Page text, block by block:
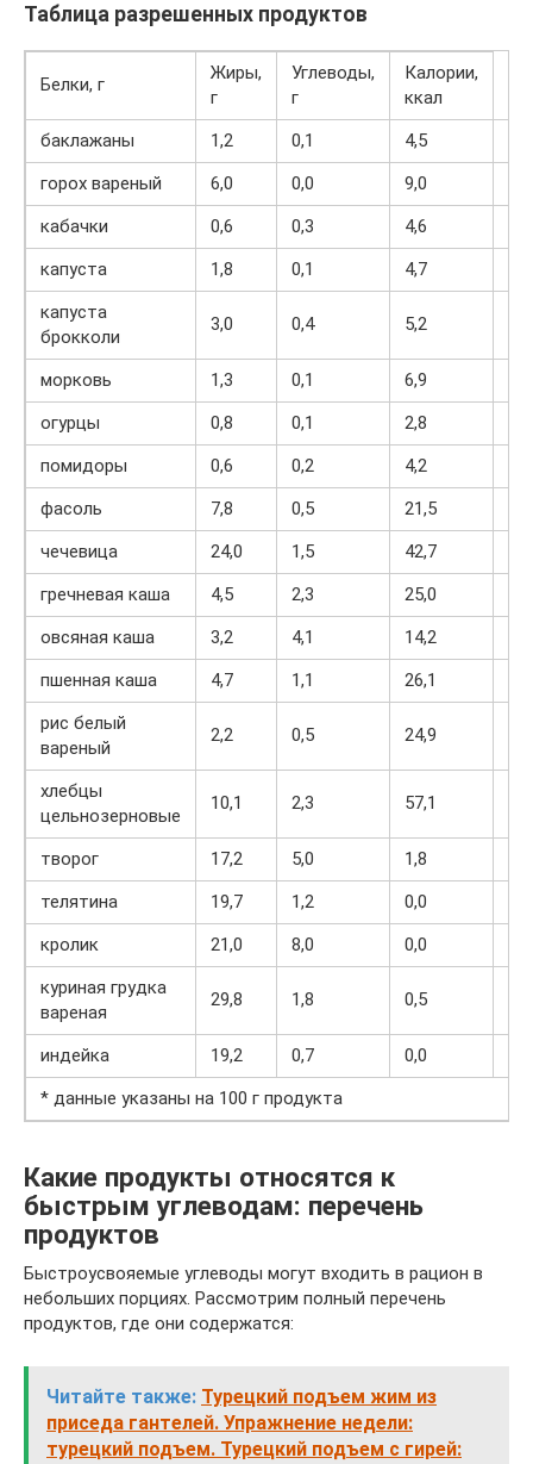
Таблица разрешенных продуктов
Белки, г
Жиры,
г
Углеводы,
г
Калории,
ккал
баклажаны
1,2 0,1 4,5
горох вареный
6,0 0,0 9,0
кабачки
0,6 0,3 4,6
капуста
1,8 0,1 4,7
капуста
брокколи
3,0 0,4 5,2
морковь 1,3 0,1 6,9
огурцы
0,8 0,1 2,8
помидоры
0,6 0,2 4,2
фасоль
7,8 0,5 21,5
чечевица
24,0 1,5 42,7
гречневая каша
4,5 2,3 25,0
овсяная каша
3,2 4,1 14,2
пшенная каша
4,7 1,1 26,1
рис белый
вареный
2,2 0,5 24,9
хлебцы
цельнозерновые
10,1 2,3 57,1
творог 17,2 5,0 1,8
телятина
19,7 1,2 0,0
кролик
21,0 8,0 0,0
куриная грудка
вареная
29,8 1,8 0,5
индейка 19,2 0,7 0,0
* данные указаны на 100 г продукта
Какие продукты относятся к
быстрым углеводам: перечень
продуктов
Быстроусвояемые углеводы могут входить в рацион в
небольших порциях. Рассмотрим полный перечень
продуктов, где они содержатся:
Читайте также: Турецкий подъем жим из
приседа гантелей. Упражнение недели:
турецкий подъем. Турецкий подъем с гирей: